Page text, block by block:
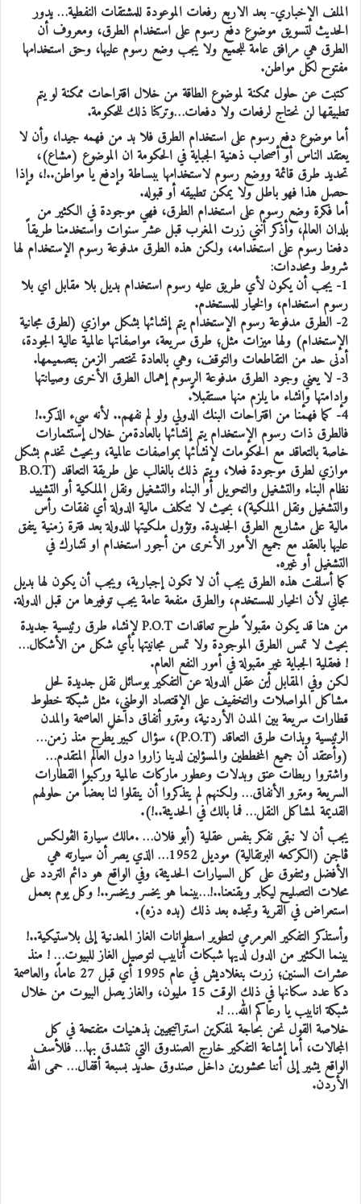
الملف الإخباري- بعد الاربع رفعات الموعودة للمشتقات النفطية… يدور
الحديث لتسويق موضوع دفع رسوم على استخدام الطرق، ومعروف أن
الطرق هي مرافق عامة للجميع ولا يجب وضع رسوم عليها، وحق استخدامها
مفتوح لكل مواطن.
كتبت عن حلول ممكنة لموضوع الطاقة من خلال اقتراحات ممكنة لو يتم
تطبيقها لن نحتاج لرفعات ولا دفعات…وتركنا ذلك للحكومة.
أما موضوع دفع رسوم على استخدام الطرق فلا بد من فهمه جيدا، وأن لا
يعتقد الناس أو أصحاب ذهنية الجباية في الحكومة ان الموضوع (مشاع)،
تحديد طرق قائمة ووضع رسوم لاستخدامها ببساطة وإدفع يا مواطن..!، وإذا
حصل هذا فهو باطل ولا يمكن تطبيقه أو قبوله.
أما فكرة وضع رسوم على استخدام الطرق، فهي موجودة في الكثير من
بلدان العالم، وأذكر أنني زرت المغرب قبل عشر سنوات واستخدمنا طريقاً
دفعنا رسوم على استخدامه، ولكن هذه الطرق مدفوعة رسوم الإستخدام لها
شروط ومحددات:
1- يجب أن يكون لأي طريق عليه رسوم استخدام بديل بلا مقابل اي بلا
رسوم استخدام، والخيار للمستخدم.
2- الطرق مدفوعة رسوم الإستخدام يتم إنشائها بشكل موازي (لطرق مجانية
الإستخدام) ولها ميزات مثل؛ طرق سريعة، مواصفاتها عالمية عالية الجودة،
أدنى حد من التقاطعات والتوقف، وهي بالعادة تختصر الزمن بتصميمها.
3- لا يعني وجود الطرق مدفوعة الرسوم إهمال الطرق الأخرى وصيانتها
وإدامتها وإنشاء ما يلزم منها مستقبلاً.
4- كما فهمنا من اقتراحات البنك الدولي ولو لم نفهم.. لأنه سيء الذكر..!
فالطرق ذات رسوم الإستخدام يتم إنشائها بالعادةمن خلال إستثمارات
خاصة بالتعاقد مع الحكومات لإنشائها بمواصفات عالمية، وبحيث تخدم بشكل
موازي لطرق موجودة فعلا، ويتم ذلك بالغالب على طريقة التعاقد (B.O.T
نظام البناء والتشغيل والتحويل أو البناء والتشغيل ونقل الملكية أو التشييد
والتشغيل ونقل الملكية)، بحيث لا تتكلف مالية الدولة أي نفقات رأس
مالية على مشاريع الطرق الجديدة. وتؤول ملكيتها للدولة بعد فترة زمنية يتفق
عليها بالعقد مع جميع الأمور الأخرى من أجور استخدام او تشارك في
التشغيل أو غيره.
كما أسلفت هذه الطرق يجب أن لا تكون إجبارية، ويجب أن يكون لها بديل
مجاني لأن الخيار للمستخدم، والطرق منفعة عامة يجب توفيرها من قبل الدولة.
من هنا قد يكون مقبولاً طرح تعاقدات P.O.T لإنشاء طرق رئيسية جديدة
بحيث لا تمس الطرق الموجودة ولا تمس مجانيتها بأي شكل من الأشكال…
! فعقلية الجباية غير مقبولة في أمور النفع العام.
لكن وفي المقابل أين عقل الدولة عن التفكير بوسائل نقل جديدة لحل
مشاكل المواصلات والتخفيف على الإقتصاد الوطني، مثل شبكة خطوط
قطارات سريعة بين المدن الأردنية، ومترو أنفاق داخل العاصمة والمدن
الرئيسية وبذات طرق التعاقد (P.O.T)، سؤال كبير يُطرح منذ زمن…
(وأعتقد أن جميع المخططين والمسؤلين لدينا زاروا دول العالم المتقدم…
واشتروا ربطات عنق وبدلات وعطور ماركات عالمية وركبوا القطارات
السريعة ومترو الأنفاق… ولكنهم لم يتذكروا أن ينقلوا لنا بعضاً من حلولهم
القديمة لمشاكل النقل… فما بالك في الحديثة..!).
يجب أن لا نبقى نفكر بنفس عقلية (أبو فلان… .مالك سيارة الڤولكس
ڤاجن (الكركعه البرتقالية) موديل 1952… الذي يصر أن سيارته هي
الأفضل وتتفوق على كل السيارات الحديثة، وفي الواقع هو دائم التردد على
محلات التصليح ليكابر ويقنعنا..!…بينما هو يخسر ويخسر..! وكل يوم بعمل
استعراض في القرية وتجده بعد ذلك (بده دزه).
وأستذكر التفكير العرمرمي لتطوير اسطوانات الغاز المعدنية إلى بلاستيكية..!
بينما الكثير من الدول لديها شبكات أنابيب لتوصيل الغاز للبيوت… ! منذ
عشرات السنين؛ زرت بنغلاديش في عام 1995 أي قبل 27 عاماً، والعاصمة
دكا عدد سكانها في ذلك الوقت 15 مليون، والغاز يصل البيوت من خلال
شبكة انابيب يا رعاكم الله… !.
خلاصة القول نحن بحاجة لمفكرين استراتيجيين بذهنيات متفتحة في كل
المجالات، أما إشاعة التفكير خارج الصندوق التي نتشدق بها… فللأسف
الواقع يشير إلى أننا محشورين داخل صندوق حديد بسبعة أقفال… حمى الله
الأردن.